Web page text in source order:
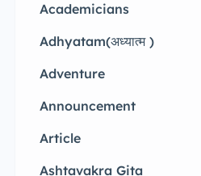
Academicians
Adhyatam(अध्यात्म )
Adventure
Announcement
Article
Ashtavakra Gita